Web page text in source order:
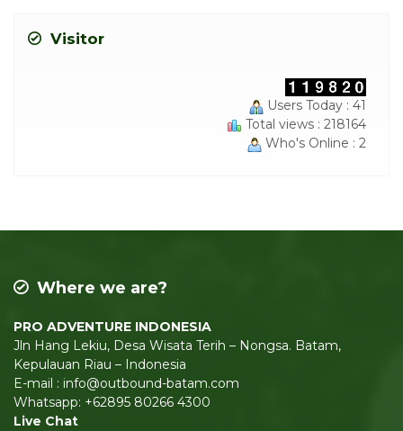
Visitor
Users Today : 41
Total views : 218164
Who's Online : 2
Where we are?
PRO ADVENTURE INDONESIA
Jln Hang Lekiu, Desa Wisata Terih – Nongsa. Batam,
Kepulauan Riau – Indonesia
E-mail : info@outbound-batam.com
Whatsapp: +62895 80266 4300
Live Chat